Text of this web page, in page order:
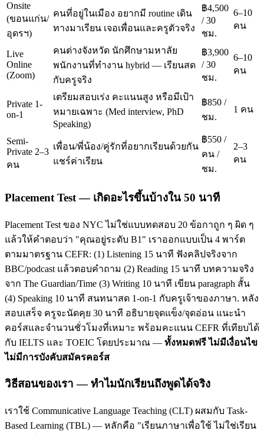
Onsite
(ขอนแก่น/
อุดรฯ)
คนที่อยู่ในเมือง อยากมี routine เดิน
ทางมาเรียน เจอเพื่อนและครูตัวจริง
฿4,500
/ 30
ชม.
6–10
คน
Live
Online
(Zoom)
คนต่างจังหวัด นักศึกษามหาลัย
พนักงานที่ทำงาน hybrid — เรียนสด
กับครูจริง
฿3,900
/ 30
ชม.
6–10
คน
Private 1-
on-1
เตรียมสอบเร่ง คะแนนสูง หรือมีเป้า
หมายเฉพาะ (Med interview, PhD
Speaking)
฿850 /
ชม.
1 คน
Semi-
Private 2–3
คน
เพื่อน/พี่น้อง/คู่รักที่อยากเรียนด้วยกัน
แชร์ค่าเรียน
฿550 /
คน /
ชม.
2–3
คน
Placement Test — เกิดอะไรขึ้นบ้างใน 50 นาที
Placement Test ของ NYC ไม่ใช่แบบทดสอบ 20 ข้อกาถูก ๆ ผิด ๆ
แล้วให้คำตอบว่า "คุณอยู่ระดับ B1" เราออกแบบเป็น 4 พาร์ต
ตามมาตรฐาน CEFR: (1) Listening 15 นาที ฟังคลิปจริงจาก
BBC/podcast แล้วตอบคำถาม (2) Reading 15 นาที บทความจริง
จาก The Guardian/Time (3) Writing 10 นาที เขียน paragraph สั้น
(4) Speaking 10 นาที สนทนาสด 1-on-1 กับครูเจ้าของภาษา. หลัง
สอบเสร็จ ครูจะนัดคุย 30 นาที อธิบายจุดแข็ง/จุดอ่อน แนะนำ
คอร์สและจำนวนชั่วโมงที่เหมาะ พร้อมคะแนน CEFR ที่เทียบได้
กับ IELTS และ TOEIC โดยประมาณ — ทั้งหมดฟรี ไม่มีเงื่อนไข
ไม่มีการบังคับสมัครคอร์ส
วิธีสอนของเรา — ทำไมนักเรียนถึงพูดได้จริง
เราใช้ Communicative Language Teaching (CLT) ผสมกับ Task-
Based Learning (TBL) — หลักคือ "เรียนภาษาเพื่อใช้ ไม่ใช่เรียน